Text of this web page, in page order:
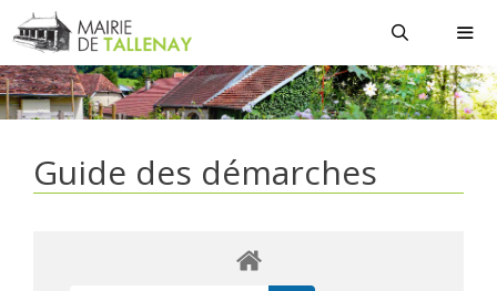
Aller
au
contenu
Guide des démarches